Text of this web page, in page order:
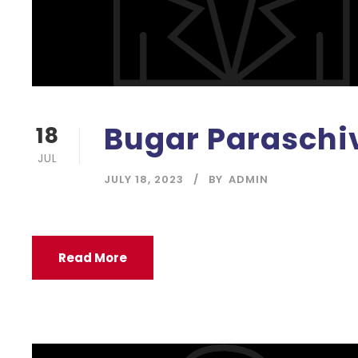
18
JUL Bugar
JULY 18, 2023 BY ADMIN
Read More